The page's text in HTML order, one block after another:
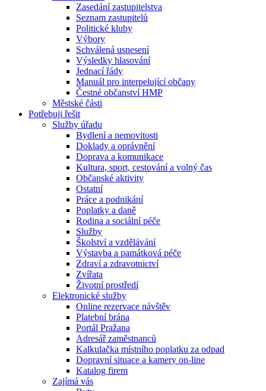
Zasedání zastupitelstva
Seznam zastupitelů
Politické kluby
Výbory
Schválená usnesení
Výsledky hlasování
Jednací řády
Manuál pro interpelující občany
Čestné občanství HMP
Městské části
Potřebuji řešit
Služby úřadu
Bydlení a nemovitosti
Doklady a oprávnění
Doprava a komunikace
Kultura, sport, cestování a volný čas
Občanské aktivity
Ostatní
Práce a podnikání
Poplatky a daně
Rodina a sociální péče
Služby
Školství a vzdělávání
Výstavba a památková péče
Zdraví a zdravotnictví
Zvířata
Životní prostředí
Elektronické služby
Online rezervace návštěv
Platební brána
Portál Pražana
Adresář zaměstnanců
Kalkulačka místního poplatku za odpad
Dopravní situace a kamery on-line
Katalog firem
Zajímá vás